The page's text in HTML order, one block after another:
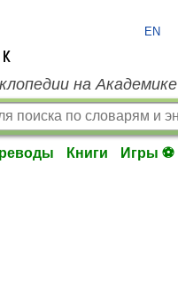
EN
на Академике
Книги Игры ⚽